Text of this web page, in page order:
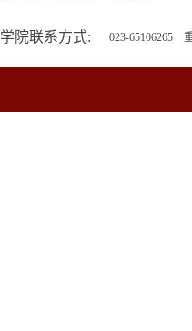
学院联系方式: 023-65106265